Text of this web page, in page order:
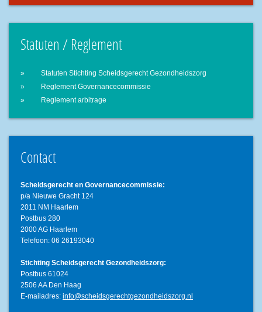
Statuten / Reglement
Statuten Stichting Scheidsgerecht Gezondheidszorg
Reglement Governancecommissie
Reglement arbitrage
Contact
Scheidsgerecht en Governancecommissie:
p/a Nieuwe Gracht 124
2011 NM Haarlem
Postbus 280
2000 AG Haarlem
Telefoon: 06 26193040
Stichting Scheidsgerecht Gezondheidszorg:
Postbus 61024
2506 AA Den Haag
E-mailadres: info@scheidsgerechtgezondheidszorg.nl